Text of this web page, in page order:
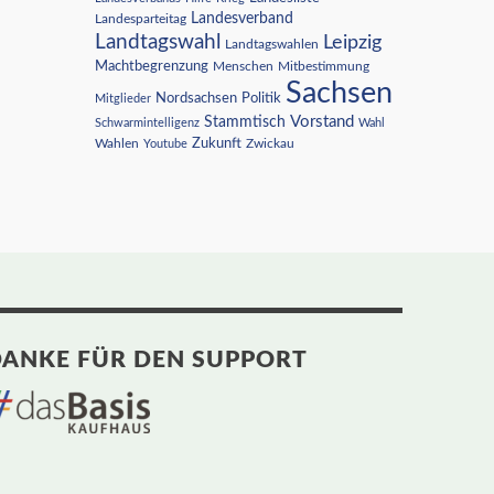
Landesparteitag Landesverband
Landtagswahl Landtagswahlen Leipzig
Machtbegrenzung Menschen Mitbestimmung
Mitglieder Nordsachsen Politik Sachsen
Schwarmintelligenz Stammtisch Vorstand Wahl
Wahlen Youtube Zukunft Zwickau
FÜR DEN SUPPORT